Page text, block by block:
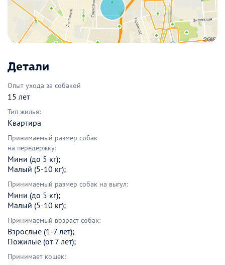
Детали
Опыт ухода за собакой
15 лет
Тип жилья:
Квартира
Принимаемый размер собак
на передержку:
Мини (до 5 кг);
Малый (5-10 кг);
Принимаемый размер собак на выгул:
Мини (до 5 кг);
Малый (5-10 кг);
Принимаемый возраст собак:
Взрослые (1-7 лет);
Пожилые (от 7 лет);
Принимает кошек: